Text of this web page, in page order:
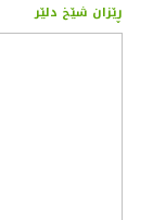
ڕێزان شێخ دلێر